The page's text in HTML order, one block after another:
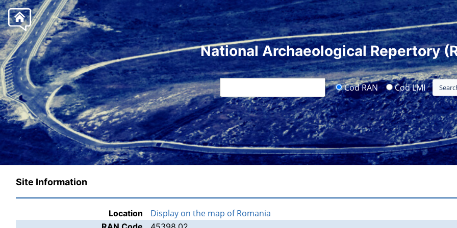
National Archaeological Repertory
Cod RAN Cod LMI
Site Information
Location Display on the map of Romania